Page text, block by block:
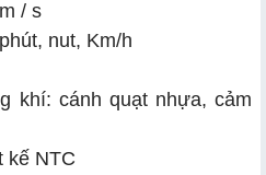
/ s
nut, Km/h
khí: cánh quạt nhựa, cảm
kế NTC